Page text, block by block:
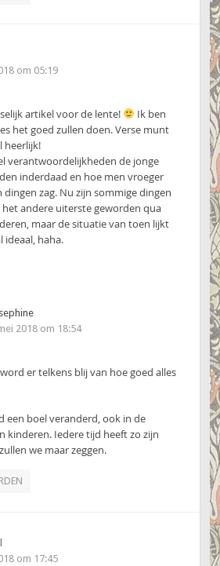
om 05:19
artikel voor de lente!
Ik ben
het goed zullen doen. Verse munt
heerlijk!
verantwoordelijkheden de jonge
inderdaad en hoe men vroeger
dingen zag. Nu zijn sommige dingen
het andere uiterste geworden qua
maar de situatie van toen lijkt
ideaal, haha.
2018 om 18:54
word er telkens blij van hoe goed alles
een boel veranderd, ook in de
kinderen. Iedere tijd heeft zo zijn
zullen we maar zeggen.
om 17:45